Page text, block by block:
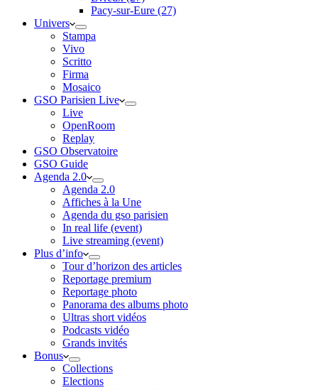
Pacy-sur-Eure (27)
Univers
Stampa
Vivo
Scritto
Firma
Mosaico
GSO Parisien Live
Live
OpenRoom
Replay
GSO Observatoire
GSO Guide
Agenda 2.0
Agenda 2.0
Affiches à la Une
Agenda du gso parisien
In real life (event)
Live streaming (event)
Plus d’info
Tour d’horizon des articles
Reportage premium
Reportage photo
Panorama des albums photo
Ultras short vidéos
Podcasts vidéo
Grands invités
Bonus
Collections
Elections